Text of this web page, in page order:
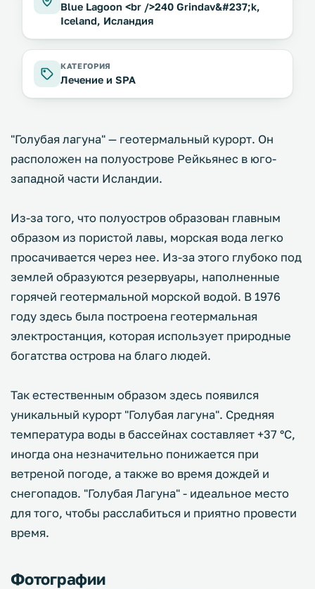
Blue Lagoon <br />240 Grindav&#237;k,
Iceland, Исландия
КАТЕГОРИЯ
Лечение и SPA
"Голубая лагуна" — геотермальный курорт. Он
расположен на полуострове Рейкьянес в юго-
западной части Исландии.
Из-за того, что полуостров образован главным
образом из пористой лавы, морская вода легко
просачивается через нее. Из-за этого глубоко под
землей образуются резервуары, наполненные
горячей геотермальной морской водой. В 1976
году здесь была построена геотермальная
электростанция, которая использует природные
богатства острова на благо людей.
Так естественным образом здесь появился
уникальный курорт "Голубая лагуна". Средняя
температура воды в бассейнах составляет +37 °С,
иногда она незначительно понижается при
ветреной погоде, а также во время дождей и
снегопадов. "Голубая Лагуна" - идеальное место
для того, чтобы расслабиться и приятно провести
время.
Фотографии